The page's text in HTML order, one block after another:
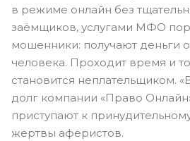
в режиме онлайн без
заёмщиков, услугами МФО
мошенники: получают деньги
человека. Проходит время и
становится неплательщиком.
долг компании «Право
приступают к
жертвы аферистов.